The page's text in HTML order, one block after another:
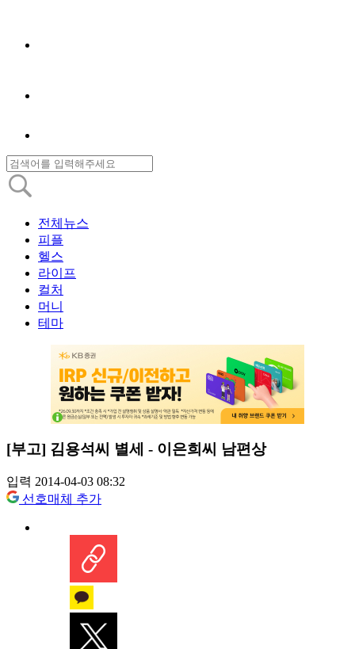
전체뉴스
피플
헬스
라이프
컬처
머니
테마
[부고] 김용석씨 별세 - 이은희씨 남편상
입력 2014-04-03 08:32
선호매체 추가